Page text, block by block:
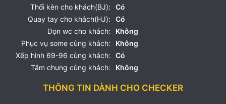
Thổi kèn cho khách(BJ):
Có
Quay tay cho khách(HJ):
Có
Dọn wc cho khách:
Không
Phục vụ some cùng khách:
Không
Xếp hình 69-96 cùng khách:
Có
Tắm chung cùng khách:
Không
THÔNG TIN DÀNH CHO CHECKER